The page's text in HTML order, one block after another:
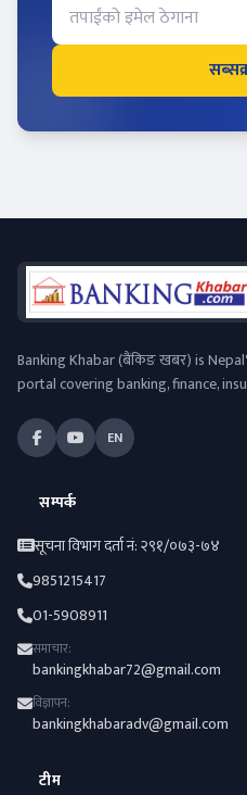
Banking Khabar (बैंकिङ खबर) is
portal covering banking, finance,
EN
सम्पर्क
सूचना विभाग दर्ता नं: २९१/०७३-७४
9851215417
01-5908911
समाचार:
bankingkhabar72@gmail.com
विज्ञापन:
bankingkhabaradv@gmail.com
टीम